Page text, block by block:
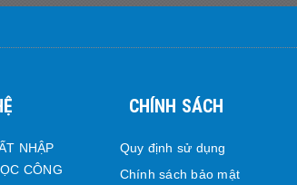
NHẬP
CÔNG
CHÍNH SÁCH
Quy định sử dụng
Chính sách bảo mật